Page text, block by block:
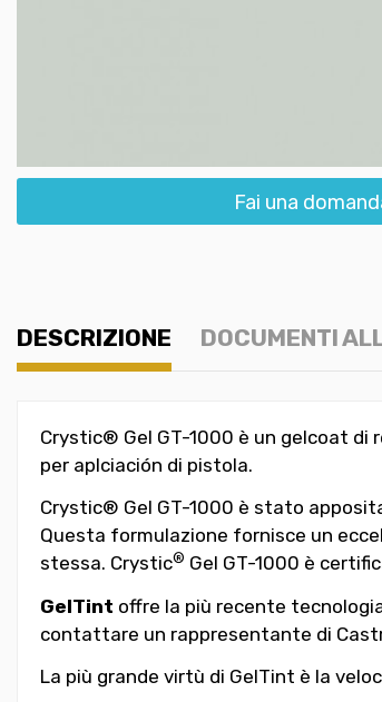
Fai una
DESCRIZIONE DOCUMENTI
Crystic® Gel GT-1000 è un gelcoat
per aplciación di pistola.
Crystic® Gel GT-1000 è stato
Questa formulazione fornisce un
stessa. Crystic® Gel GT-1000 è
GelTint offre la più recente
contattare un rappresentante di
La più grande virtù di GelTint è la